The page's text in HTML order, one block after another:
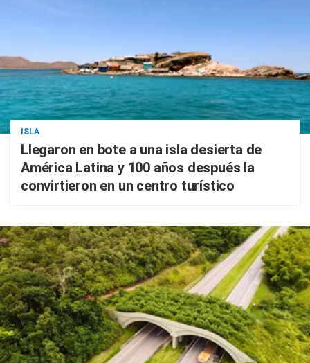
ISLA
Llegaron en bote a una isla desierta de
América Latina y 100 años después la
convirtieron en un centro turístico